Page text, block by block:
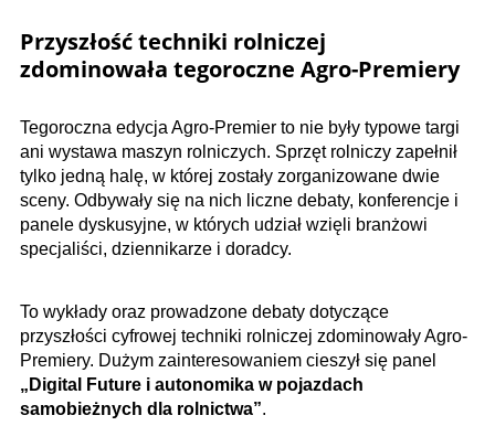
Przyszłość techniki rolniczej
zdominowała tegoroczne Agro-Premiery
Tegoroczna edycja Agro-Premier to nie były typowe targi
ani wystawa maszyn rolniczych. Sprzęt rolniczy zapełnił
tylko jedną halę, w której zostały zorganizowane dwie
sceny. Odbywały się na nich liczne debaty, konferencje i
panele dyskusyjne, w których udział wzięli branżowi
specjaliści, dziennikarze i doradcy.
To wykłady oraz prowadzone debaty dotyczące
przyszłości cyfrowej techniki rolniczej zdominowały Agro-
Premiery. Dużym zainteresowaniem cieszył się panel
„Digital Future i autonomika w pojazdach
samobieżnych dla rolnictwa”.